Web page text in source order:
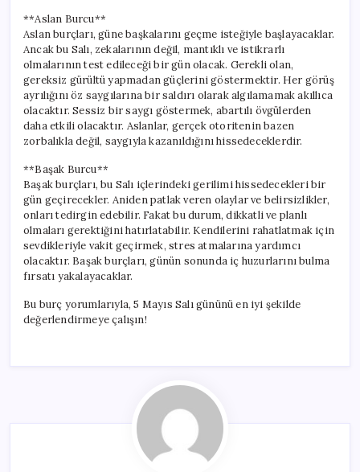
**Aslan Burcu**
Aslan burçları, güne başkalarını geçme isteğiyle başlayacaklar.
Ancak bu Salı, zekalarının değil, mantıklı ve istikrarlı
olmalarının test edileceği bir gün olacak. Gerekli olan,
gereksiz gürültü yapmadan güçlerini göstermektir. Her görüş
ayrılığını öz saygılarına bir saldırı olarak algılamamak akıllıca
olacaktır. Sessiz bir saygı göstermek, abartılı övgülerden
daha etkili olacaktır. Aslanlar, gerçek otoritenin bazen
zorbalıkla değil, saygıyla kazanıldığını hissedeceklerdir.
**Başak Burcu**
Başak burçları, bu Salı içlerindeki gerilimi hissedecekleri bir
gün geçirecekler. Aniden patlak veren olaylar ve belirsizlikler,
onları tedirgin edebilir. Fakat bu durum, dikkatli ve planlı
olmaları gerektiğini hatırlatabilir. Kendilerini rahatlatmak için
sevdikleriyle vakit geçirmek, stres atmalarına yardımcı
olacaktır. Başak burçları, günün sonunda iç huzurlarını bulma
fırsatı yakalayacaklar.
Bu burç yorumlarıyla, 5 Mayıs Salı gününü en iyi şekilde
değerlendirmeye çalışın!